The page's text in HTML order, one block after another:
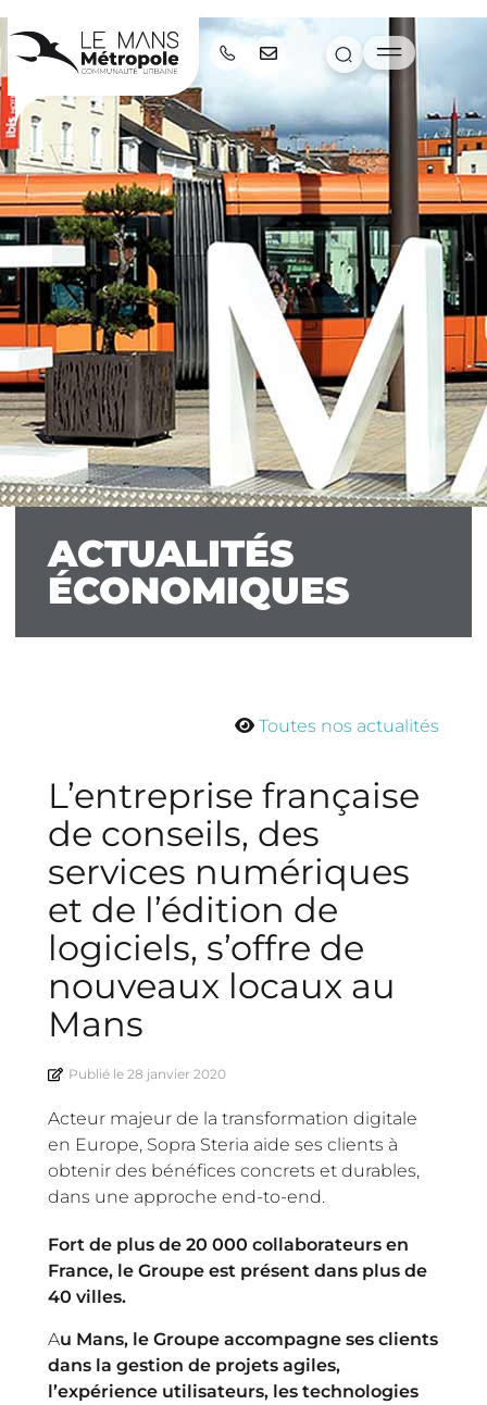
ACTUALITÉS
ÉCONOMIQUES
Toutes nos actualités
L’entreprise française
de conseils, des
services numériques
et de l’édition de
logiciels, s’offre de
nouveaux locaux au
Mans
Publié le 28 janvier 2020
Acteur majeur de la transformation digitale
en Europe, Sopra Steria aide ses clients à
obtenir des bénéfices concrets et durables,
dans une approche end-to-end.
Fort de plus de 20 000 collaborateurs en
France, le Groupe est présent dans plus de
40 villes.
Au Mans, le Groupe accompagne ses clients
dans la gestion de projets agiles,
l’expérience utilisateurs, les technologies